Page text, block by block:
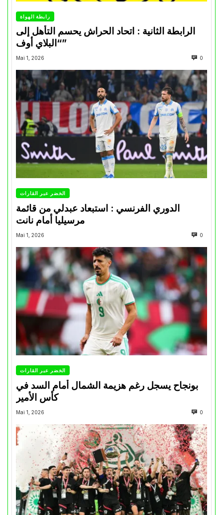
رابطة الهواة
الرابطة الثانية : اتحاد الحراش يحسم التأهل إلى
“البلاي أوف”
Mai 1, 2026 0
الخضر عبر القارات
الدوري الفرنسي : استبعاد عبدلي من قائمة
مرسيليا أمام نانت
Mai 1, 2026 0
الخضر عبر القارات
بونجاح يسجل رغم هزيمة الشمال أمام السد في
كأس الأمير
Mai 1, 2026 0